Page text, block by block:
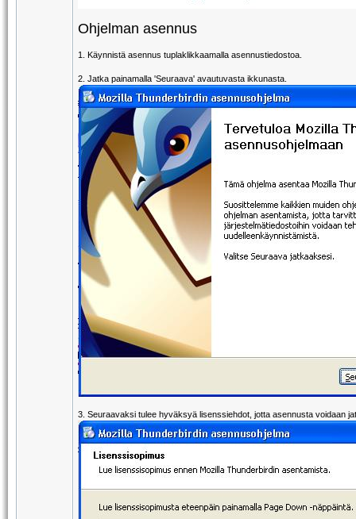
Ohjelman asennus
1. Käynnistä asennus tuplaklikkaamalla asennustiedostoa.
2. Jatka painamalla 'Seuraava' avautuvasta ikkunasta.
3. Seuraavaksi tulee hyväksyä lisenssiehdot, jotta asennusta voidaan